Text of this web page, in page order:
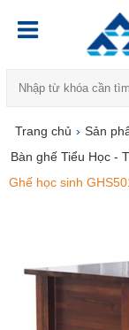
Trang chủ › Sản
Bàn ghế Tiểu Học -
Ghế học sinh